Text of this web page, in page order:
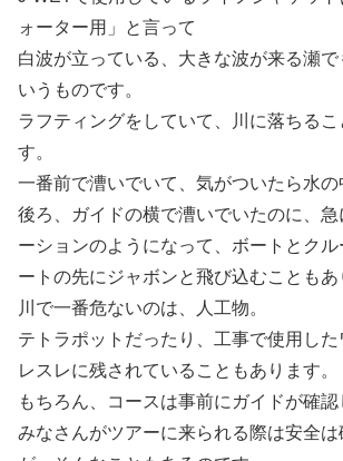
ォーター用」と言って
白波が立っている、大きな波が来る瀬で
いうものです。
ラフティングをしていて、川に落ちるこ
す。
一番前で漕いでいて、気がついたら水
後ろ、ガイドの横で漕いでいたのに、
ーションのようになって、ボートとク
ートの先にジャボンと飛び込むこともあ
川で一番危ないのは、人工物。
テトラポットだったり、工事で使用し
レスレに残されていることもあります。
もちろん、コースは事前にガイドが確認
みなさんがツアーに来られる際は安全